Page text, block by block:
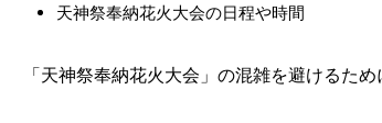
天神祭奉納花火大会の日程や時間
「天神祭奉納花火大会」の混雑を避けるた